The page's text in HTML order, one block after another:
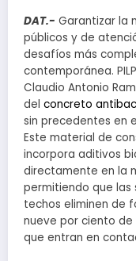
DAT.- Garantizar la
públicos y de
desafíos más
contemporánea.
Claudio Antonio
del concreto
sin precedentes en
Este material de
incorpora aditivos
directamente en la
permitiendo que las
techos eliminen de
nueve por ciento
que entran en